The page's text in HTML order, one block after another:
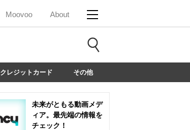
Moovoo About
クレジットカード その他
未来がともる動画メデ
ィア。最先端の情報を
チェック！